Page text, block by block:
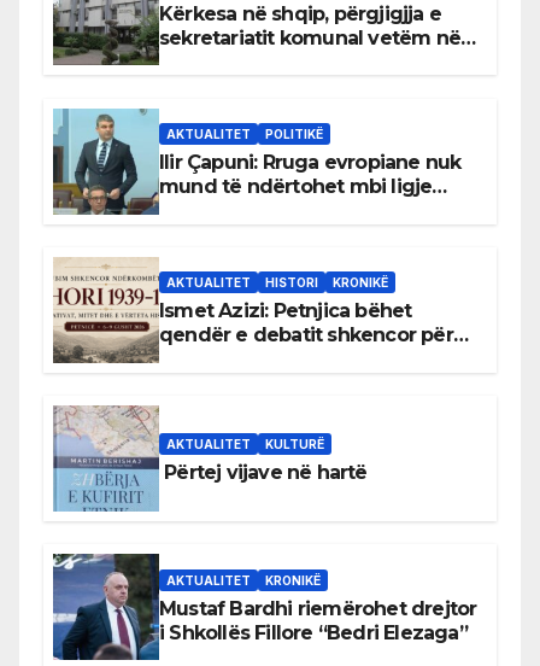
Kërkesa në shqip, përgjigjja e
sekretariatit komunal vetëm në
AKTUALITET POLITIKË
Ilir Çapuni: Rruga evropiane nuk
mund të ndërtohet mbi ligje
AKTUALITET HISTORI KRONIKË
Ismet Azizi: Petnjica bëhet
qendër e debatit shkencor për
AKTUALITET KULTURË
Përtej vijave në hartë
AKTUALITET KRONIKË
Mustaf Bardhi riemërohet drejtor
i Shkollës Fillore “Bedri Elezaga”